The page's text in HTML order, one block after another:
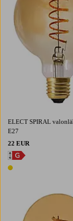
ELECT SPIRAL
E27
22 EUR
1 väri